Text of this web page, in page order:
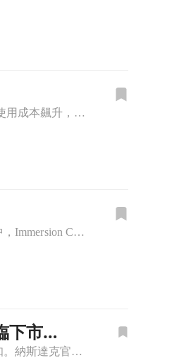
多檔高息ETF與個股同步宣布股息，殖利率最高逾8%；同時包括 Tesla(TSLA)、Uber(UBER) 等科技企業卻因AI使用成本飆升，被迫祭出嚴格預算上限，投資人與企業在「收益誘因」與「成本壓力
Immersion Corporation 公佈將發放每股 $0.075 的季度股利，吸引長期投資者注意。 IMMR -2.16% 在近期的公告中，Immersion Corporation (IMM
市危
Immersion(IMMR)於週五對外表示，公司已在2026年3月24日收到納斯達克上市資格委員會所發出的額外違規通知。納斯達克官方指出，由於該公司持續未能提交多份10-Q季度財務報告，這項嚴重的作